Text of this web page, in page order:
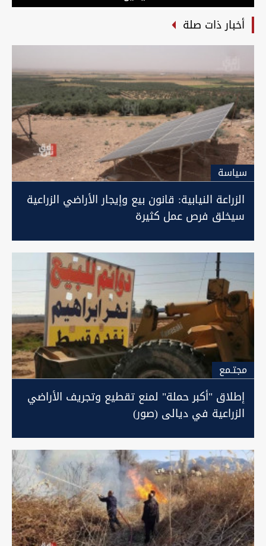
أخبار ذات صلة
سیاسة
الزراعة النيابية: قانون بيع وإيجار الأراضي الزراعية
سيخلق فرص عمل كثيرة
مجتـمع
إطلاق "أكبر حملة" لمنع تقطيع وتجريف الأراضي
الزراعية في ديالى (صور)